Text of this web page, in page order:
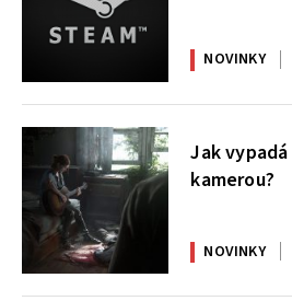
NOVINKY
Jak
kamerou?
NOVINKY